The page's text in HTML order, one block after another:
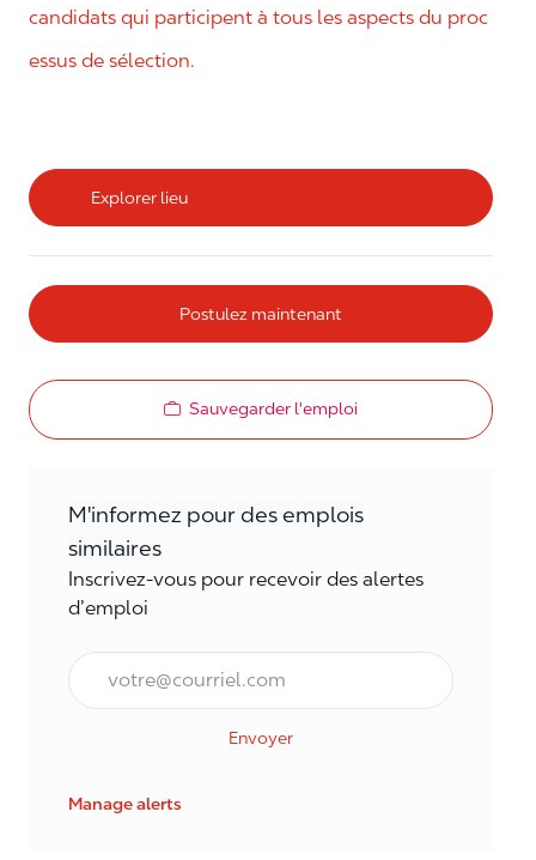
candidats qui participent à tous les aspects du proc
essus de sélection.
Explorer lieu
Postulez maintenant
Sauvegarder l'emploi
M'informez pour des emplois
similaires
Inscrivez-vous pour recevoir des alertes
d’emploi
Courriel*
Envoyer
Manage alerts